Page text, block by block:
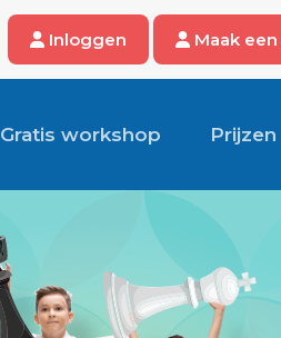
Inloggen Maak
Gratis workshop Prijzen